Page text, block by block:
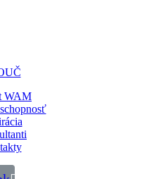
WAM